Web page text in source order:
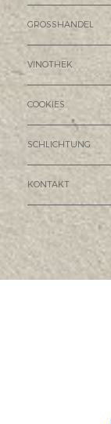
GROSSHANDEL
VINOTHEK
COOKIES
SCHLICHTUNG
KONTAKT